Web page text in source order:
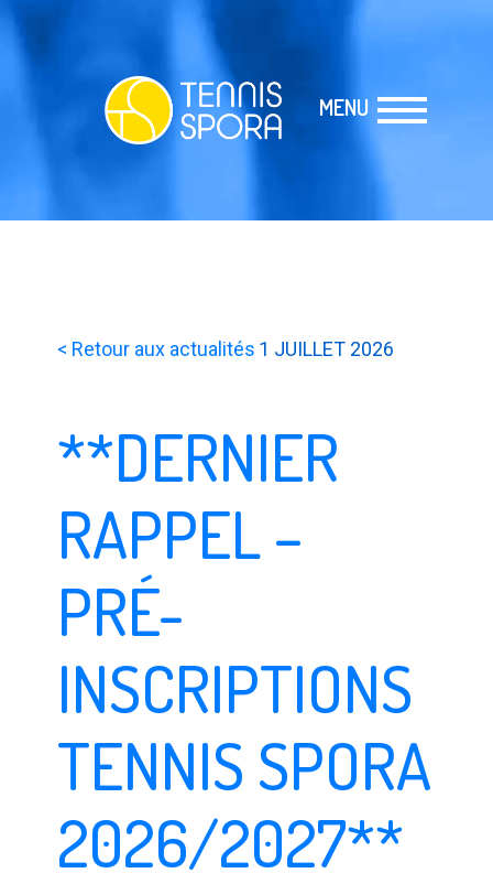
MENU
< Retour aux actualités 1 JUILLET 2026
**DERNIER
RAPPEL –
PRÉ-
INSCRIPTIONS
TENNIS SPORA
2026/2027**